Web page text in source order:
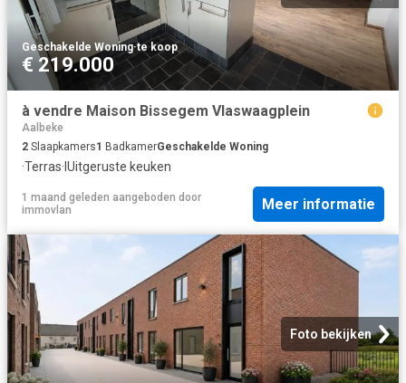
Geschakelde Woning·te koop
€ 219.000
à vendre Maison Bissegem Vlaswaagplein
Aalbeke
2 Slaapkamers1 BadkamerGeschakelde Woning
·Terras· IUitgeruste keuken
1 maand geleden aangeboden door
immovlan
Meer informatie
Foto bekijken